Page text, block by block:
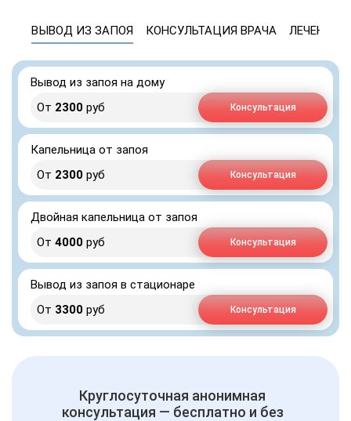
ВЫВОД ИЗ ЗАПОЯ КОНСУЛЬТАЦИЯ ВРАЧА ЛЕЧЕНИЕ
Вывод из запоя на дому
От 2300 руб Консультация
Капельница от запоя
От 2300 руб Консультация
Двойная капельница от запоя
От 4000 руб Консультация
Вывод из запоя в стационаре
От 3300 руб Консультация
Круглосуточная анонимная
консультация — бесплатно и без